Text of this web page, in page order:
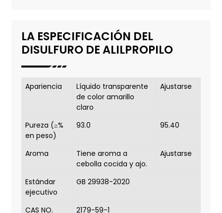
LA ESPECIFICACIÓN DEL
DISULFURO DE ALILPROPILO
Apariencia
Líquido transparente
de color amarillo
claro
Ajustarse
Pureza (≥%
en peso)
93.0 95.40
Aroma
Tiene aroma a
cebolla cocida y ajo.
Ajustarse
Estándar
ejecutivo
GB 29938-2020
CAS NO. 2179-59-1